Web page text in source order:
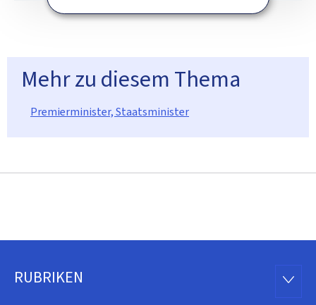
Mehr zu diesem Thema
Premierminister, Staatsminister
Footer
RUBRIKEN